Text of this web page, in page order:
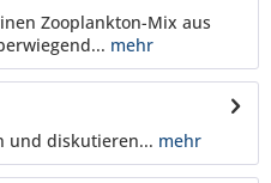
Zooplankton-Mix aus
mehr
und diskutieren... mehr